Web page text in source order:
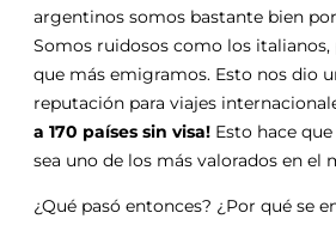
argentinos somos bastante bien
Somos ruidosos como los
que más emigramos. Esto nos dio
reputación para viajes
a 170 países sin visa! Esto hace
sea uno de los más valorados en el
¿Qué pasó entonces? ¿Por qué se